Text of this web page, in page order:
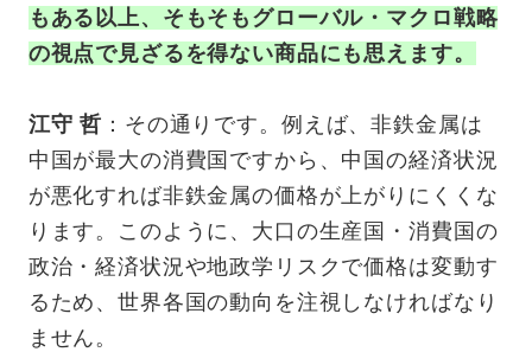
もある以上、そもそもグローバル・マクロ戦略
の視点で見ざるを得ない商品にも思えます。
江守 哲 ：その通りです。例えば、非鉄金属は
中国が最大の消費国ですから、中国の経済状況
が悪化すれば非鉄金属の価格が上がりにくくな
ります。このように、大口の生産国・消費国の
政治・経済状況や地政学リスクで価格は変動す
るため、世界各国の動向を注視しなければなり
ません。